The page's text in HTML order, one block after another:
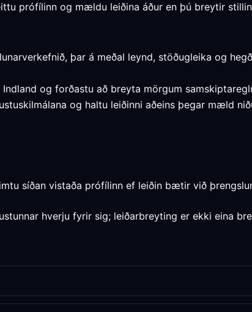
prófílinn og mældu leiðina áður en þú breytir
þar á meðal leynd, stöðugleika og
og forðastu að breyta mörgum
og haltu leiðinni aðeins þegar mæld
síðan vistaða prófílinn ef leiðin bætir við
hverju fyrir sig; leiðarbreyting er ekki eina